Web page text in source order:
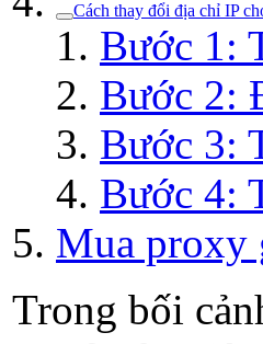
Cách thay đổi địa chỉ IP
Bước 1:
Bước 2:
Bước 3:
Bước 4:
Mua proxy
Trong bối